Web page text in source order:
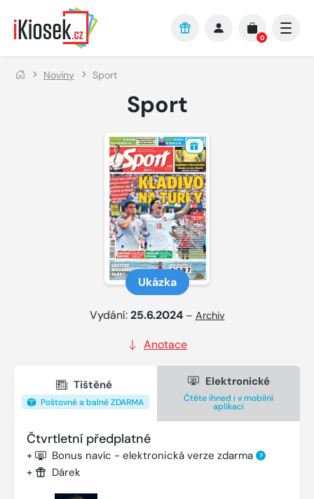
Přejít na hlavní obsah
0
Noviny Sport
Sport
Ukázka
Vydání:25.6.2024 – Archiv
Anotace
Tištěné
Poštovné a balné ZDARMA
Elektronické
Čtěte ihned i v mobilní
aplikaci
Čtvrtletní předplatné
+ Bonus navíc - elektronická verze zdarma ?
+ Dárek